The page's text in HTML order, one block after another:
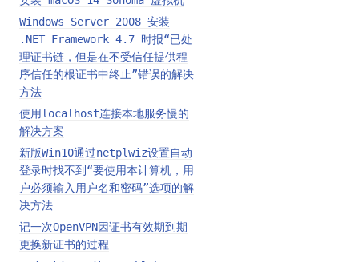
Windows Server 2008 安装
.NET Framework 4.7 时报“已处
理证书链，但是在不受信任提供程
序信任的根证书中终止”错误的解决
方法
使用localhost连接本地服务慢的
解决方案
新版Win10通过netplwiz设置自动
登录时找不到“要使用本计算机，用
户必须输入用户名和密码”选项的解
决方法
记一次OpenVPN因证书有效期到期
更换新证书的过程